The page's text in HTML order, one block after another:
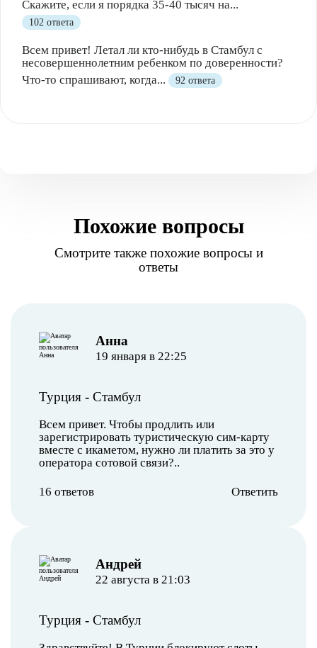
Скажите, если я порядка 35-40 тысяч на...
102 ответа
Всем привет! Летал ли кто-нибудь в Стамбул с
несовершеннолетним ребенком по доверенности?
Что-то спрашивают, когда...
92 ответа
Похожие вопросы
Смотрите также похожие вопросы и
ответы
Анна
19 января в 22:25
Турция - Стамбул
Всем привет. Чтобы продлить или
зарегистрировать туристическую сим-карту
вместе с икаметом, нужно ли платить за это у
оператора сотовой связи?..
16 ответов Ответить
Андрей
22 августа в 21:03
Турция - Стамбул